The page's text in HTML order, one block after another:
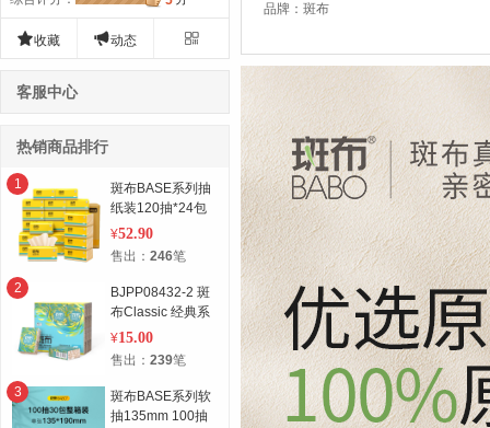
品牌：斑布
收藏 动态 
客服中心
热销商品排行
1
斑布BASE系列抽
纸装120抽*24包
DBCR120D24-X
¥52.90
售出： 246笔
2
BJPP08432-2 斑
布Classic 经典系
列纸手帕
¥15.00
售出： 239笔
3
斑布BASE系列软
抽135mm 100抽